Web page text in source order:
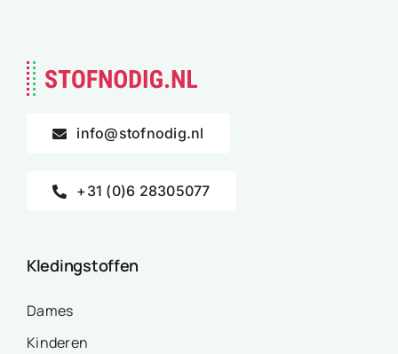
info@stofnodig.nl
+31 (0)6 28305077
Kledingstoffen
Dames
Kinderen